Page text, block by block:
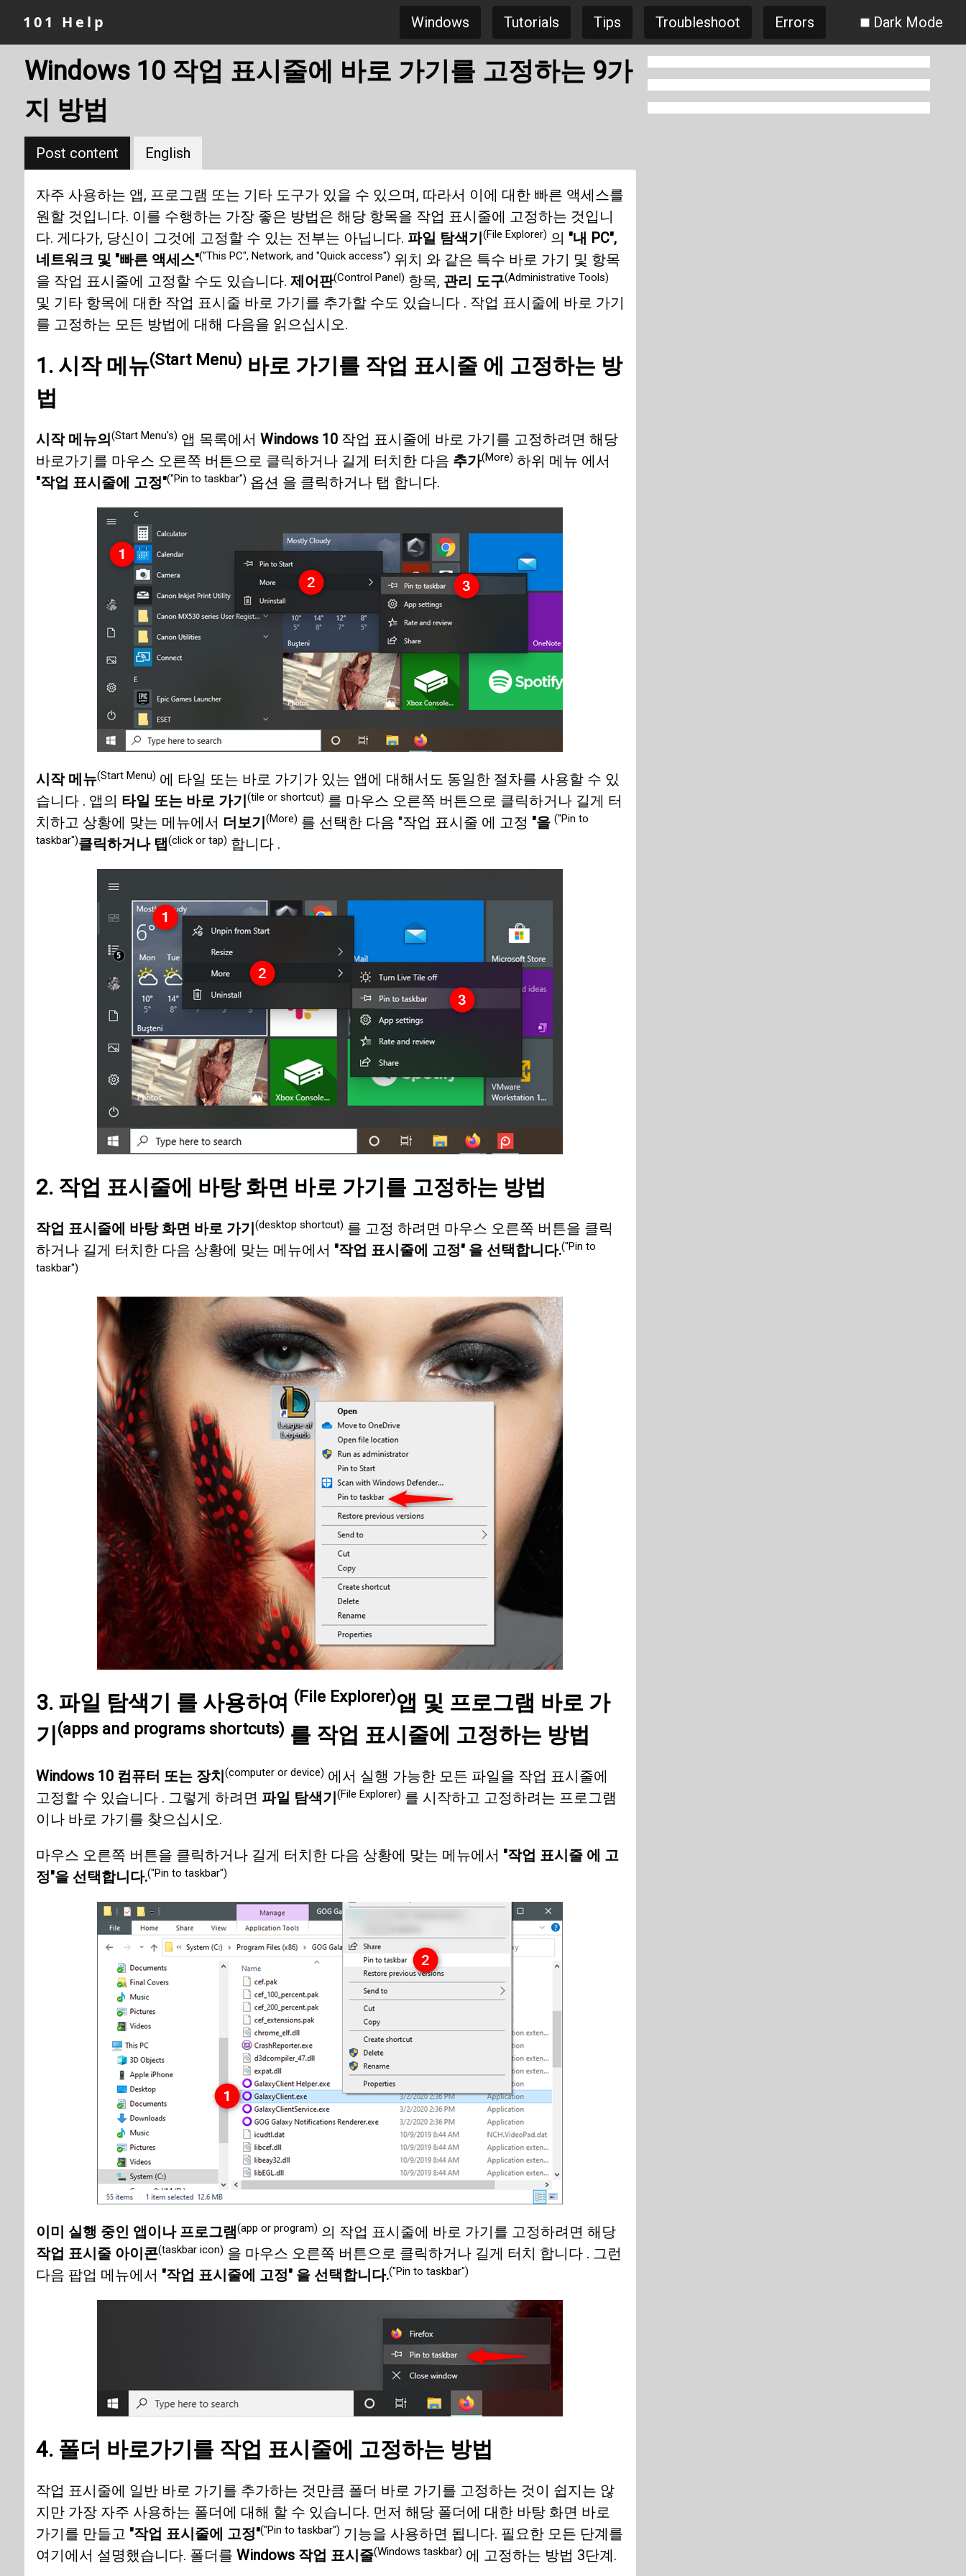
101 Help Windows Tutorials Tips Troubleshoot Errors Dark Mode
Windows 10 작업 표시줄에 바로 가기를 고정하는 9가
지 방법
Post content English
자주 사용하는 앱, 프로그램 또는 기타 도구가 있을 수 있으며, 따라서 이에 대한 빠른 액세스를
원할 것입니다. 이를 수행하는 가장 좋은 방법은 해당 항목을 작업 표시줄에 고정하는 것입니
다. 게다가, 당신이 그것에 고정할 수 있는 전부는 아닙니다. 파일 탐색기(File Explorer) 의 "내 PC",
네트워크 및 "빠른 액세스"("This PC", Network, and "Quick access") 위치 와 같은 특수 바로 가기 및 항목
을 작업 표시줄에 고정할 수도 있습니다. 제어판(Control Panel) 항목, 관리 도구(Administrative Tools)
및 기타 항목에 대한 작업 표시줄 바로 가기를 추가할 수도 있습니다 . 작업 표시줄에 바로 가기
를 고정하는 모든 방법에 대해 다음을 읽으십시오.
1. 시작 메뉴(Start Menu) 바로 가기를 작업 표시줄 에 고정하는 방
법
시작 메뉴의(Start Menu's) 앱 목록에서 Windows 10작업 표시줄에 바로 가기를 고정하려면 해당
바로가기를 마우스 오른쪽 버튼으로 클릭하거나 길게 터치한 다음 추가(More) 하위 메뉴 에서
"작업 표시줄에 고정"("Pin to taskbar") 옵션 을 클릭하거나 탭 합니다.
시작 메뉴(Start Menu) 에 타일 또는 바로 가기가 있는 앱에 대해서도 동일한 절차를 사용할 수 있
습니다 . 앱의 타일 또는 바로 가기(tile or shortcut) 를 마우스 오른쪽 버튼으로 클릭하거나 길게 터
치하고 상황에 맞는 메뉴에서 더보기(More) 를 선택한 다음 "작업 표시줄 에 고정 "을 ("Pin to
taskbar")클릭하거나 탭(click or tap) 합니다 .
2. 작업 표시줄에 바탕 화면 바로 가기를 고정하는 방법
작업 표시줄에 바탕 화면 바로 가기(desktop shortcut) 를 고정 하려면 마우스 오른쪽 버튼을 클릭
하거나 길게 터치한 다음 상황에 맞는 메뉴에서 "작업 표시줄에 고정" 을 선택합니다.("Pin to
taskbar")
3. 파일 탐색기 를 사용하여 (File Explorer)앱 및 프로그램 바로 가
기 (apps and programs shortcuts) 를 작업 표시줄에 고정하는 방법
Windows 10 컴퓨터 또는 장치(computer or device) 에서 실행 가능한 모든 파일을 작업 표시줄에
고정할 수 있습니다 . 그렇게 하려면 파일 탐색기(File Explorer) 를 시작하고 고정하려는 프로그램
이나 바로 가기를 찾으십시오.
마우스 오른쪽 버튼을 클릭하거나 길게 터치한 다음 상황에 맞는 메뉴에서 "작업 표시줄 에 고
정"을 선택합니다.("Pin to taskbar")
이미 실행 중인 앱이나 프로그램(app or program) 의 작업 표시줄에 바로 가기를 고정하려면 해당
작업 표시줄 아이콘(taskbar icon) 을 마우스 오른쪽 버튼으로 클릭하거나 길게 터치 합니다 . 그런
다음 팝업 메뉴에서 "작업 표시줄에 고정" 을 선택합니다.("Pin to taskbar")
4. 폴더 바로가기를 작업 표시줄에 고정하는 방법
작업 표시줄에 일반 바로 가기를 추가하는 것만큼 폴더 바로 가기를 고정하는 것이 쉽지는 않
지만 가장 자주 사용하는 폴더에 대해 할 수 있습니다. 먼저 해당 폴더에 대한 바탕 화면 바로
가기를 만들고 "작업 표시줄에 고정"("Pin to taskbar") 기능을 사용하면 됩니다. 필요한 모든 단계를
여기에서 설명했습니다. 폴더를 Windows 작업 표시줄(Windows taskbar) 에 고정하는 방법 3단계.